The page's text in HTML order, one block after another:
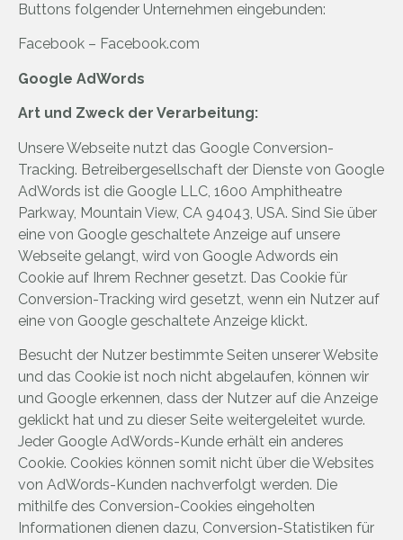
Buttons folgender Unternehmen eingebunden:
Facebook – Facebook.com
Google AdWords
Art und Zweck der Verarbeitung:
Unsere Webseite nutzt das Google Conversion-
Tracking. Betreibergesellschaft der Dienste von Google
AdWords ist die Google LLC, 1600 Amphitheatre
Parkway, Mountain View, CA 94043, USA. Sind Sie über
eine von Google geschaltete Anzeige auf unsere
Webseite gelangt, wird von Google Adwords ein
Cookie auf Ihrem Rechner gesetzt. Das Cookie für
Conversion-Tracking wird gesetzt, wenn ein Nutzer auf
eine von Google geschaltete Anzeige klickt.
Besucht der Nutzer bestimmte Seiten unserer Website
und das Cookie ist noch nicht abgelaufen, können wir
und Google erkennen, dass der Nutzer auf die Anzeige
geklickt hat und zu dieser Seite weitergeleitet wurde.
Jeder Google AdWords-Kunde erhält ein anderes
Cookie. Cookies können somit nicht über die Websites
von AdWords-Kunden nachverfolgt werden. Die
mithilfe des Conversion-Cookies eingeholten
Informationen dienen dazu, Conversion-Statistiken für